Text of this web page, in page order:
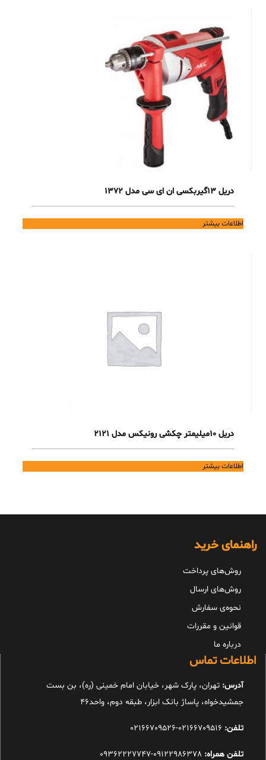
دریل 13گیربکسی ان ای سی مدل 1372
اطلاعات بیشتر
دریل 10میلیمتر چکشی رونیکس مدل 2121
اطلاعات بیشتر
راهنمای خرید
روش‌های پرداخت
روش‌های ارسال
نحوه‌ی سفارش
قوانین و مقررات
درباره ما
اطلاعات تماس
آدرس: تهران، پارک شهر، خیابان امام خمینی (ره)، بن بست
جمشیدخواه، پاساژ بانک ابزار، طبقه دوم، واحد46
تلفن:
تلفن همراه: 09122986378-09362227747